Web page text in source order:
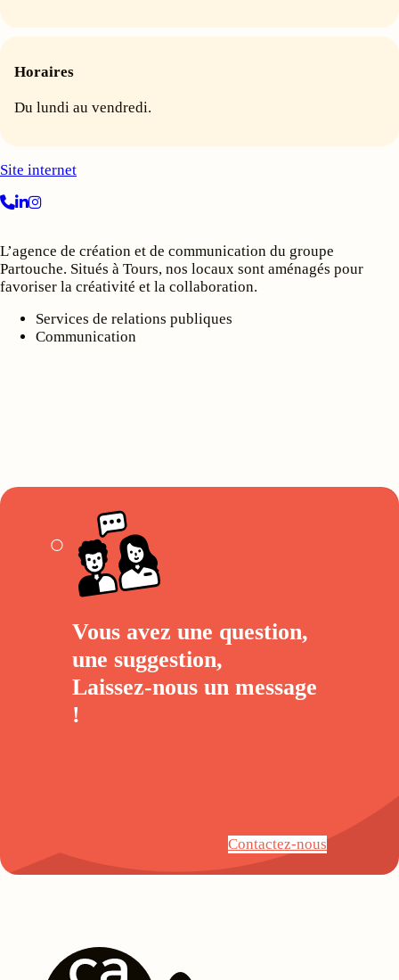
Horaires
Du lundi au vendredi.
Site internet
L’agence de création et de communication du groupe
Partouche. Situés à Tours, nos locaux sont aménagés pour
favoriser la créativité et la collaboration.
Services de relations publiques
Communication
Vous avez une question,
une suggestion,
Laissez-nous un message
!
Contactez-nous